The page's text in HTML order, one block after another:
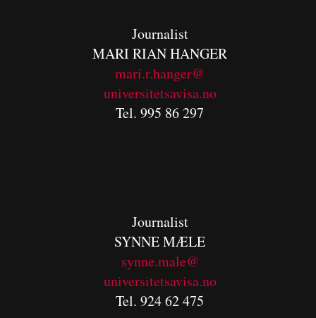
Journalist
MARI RIAN HANGER
mari.r.hanger@
universitetsavisa.no
Tel. 995 86 297
Journalist
SYNNE MÆLE
synne.male@
universitetsavisa.no
Tel. 924 62 475